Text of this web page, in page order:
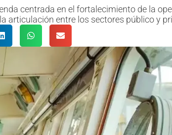
centrada en el fortalecimiento de la
articulación entre los sectores público y